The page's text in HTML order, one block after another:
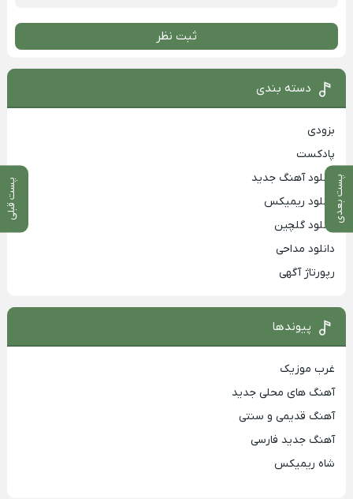
پست بعدی پست قبلی
ثبت نظر
دسته بندی
بزودی
پادکست
دانلود آهنگ جدید
دانلود ریمیکس
دانلود گلچین
دانلود مداحی
رپورتاژ آگهی
پیوندها
غرب موزیک
آهنگ های محلی جدید
آهنگ قدیمی و سنتی
آهنگ جدید فارسی
شاه ریمیکس